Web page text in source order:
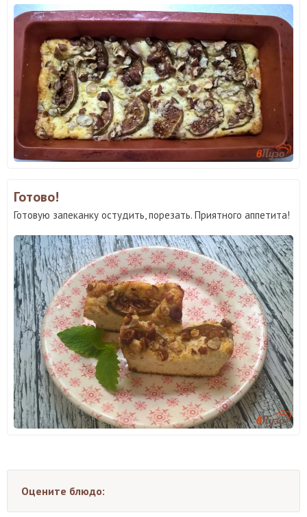
Готово!
Готовую запеканку остудить, порезать. Приятного аппетита!
Оцените блюдо: